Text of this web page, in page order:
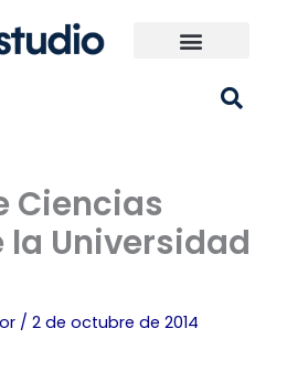
Ciencias
la Universidad
/ 2 de octubre de 2014